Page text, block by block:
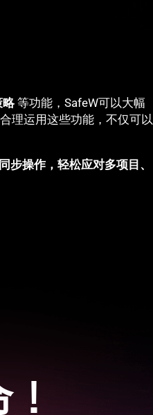
略等功能，SafeW可以大幅
理运用这些功能，不仅可以
步操作，轻松应对多项目、